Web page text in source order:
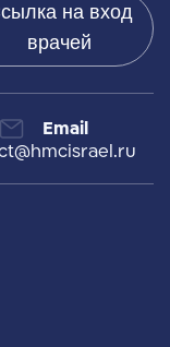
на вход
врачей
Email